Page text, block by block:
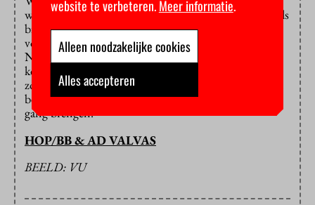
wedden en hun onderzoeksvoorstel zowel bij NWO als
bij de ERC indienen. Vorig jaaropperde
voorzitter Marcel Levi dat wetenschappers hun
Nederlandse beurs zouden moeten teruggeven als ze
kort daarna ook een Europese beurs ontvangen. “Dat
zou wel solidair zijn met wetenschappers die naast een
beurs grijpen. Hoe dan ook willen we die discussie op
gang brengen.”
HOP/BB & AD VALVAS
BEELD: VU
website te verbeteren.Meer informatie.
Alleen noodzakelijke cookies
Alles accepteren